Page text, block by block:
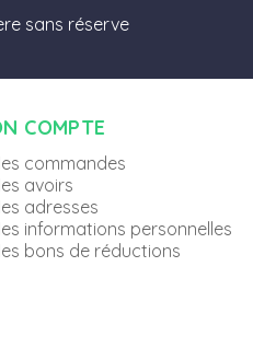
sans réserve
COMPTE
commandes
avoirs
adresses
informations personnelles
bons de réductions